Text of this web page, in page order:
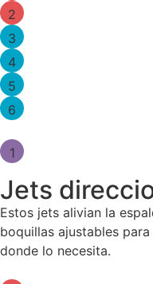
2
3
4
5
6
1
Jets
Estos jets alivian la
boquillas ajustables
donde lo necesita.